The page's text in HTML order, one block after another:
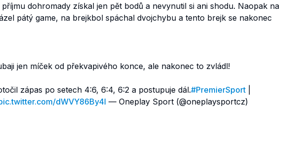
dohromady získal jen pět bodů a nevynutil si ani shodu. Naopak na
pátý game, na brejkbol spáchal dvojchybu a tento brejk se nakonec
jen míček od překvapivého konce, ale nakonec to zvládl!
zápas po setech 4:6, 6:4, 6:2 a postupuje dál.#PremierSport
dWVY86By4l — Oneplay Sport (@oneplaysportcz)